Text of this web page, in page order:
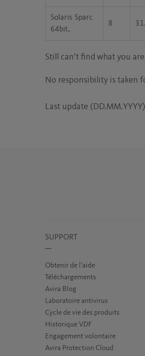
Solaris Sparc
64bit.
8
Still can’t find what you
No responsibility is taken
Last update
SUPPORT
Obtenir de l'aide
Téléchargements
Avira Blog
Laboratoire antivirus
Cycle de vie des produits
Historique VDF
Engagement volontaire
Avira Protection Cloud